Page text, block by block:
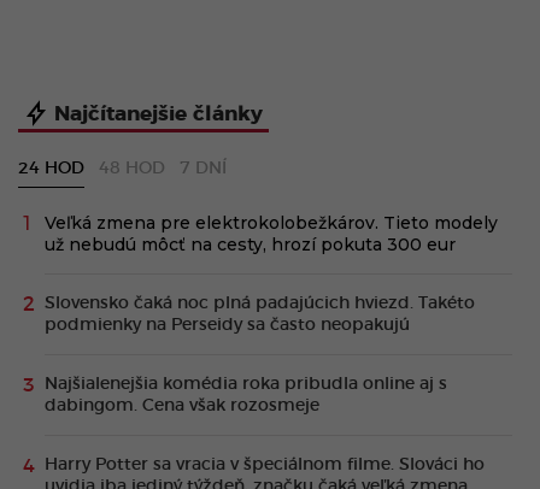
Najčítanejšie články
24 HOD 48 HOD 7 DNÍ
Veľká zmena pre elektrokolobežkárov. Tieto modely
už nebudú môcť na cesty, hrozí pokuta 300 eur
Slovensko čaká noc plná padajúcich hviezd. Takéto
podmienky na Perseidy sa často neopakujú
Najšialenejšia komédia roka pribudla online aj s
dabingom. Cena však rozosmeje
Harry Potter sa vracia v špeciálnom filme. Slováci ho